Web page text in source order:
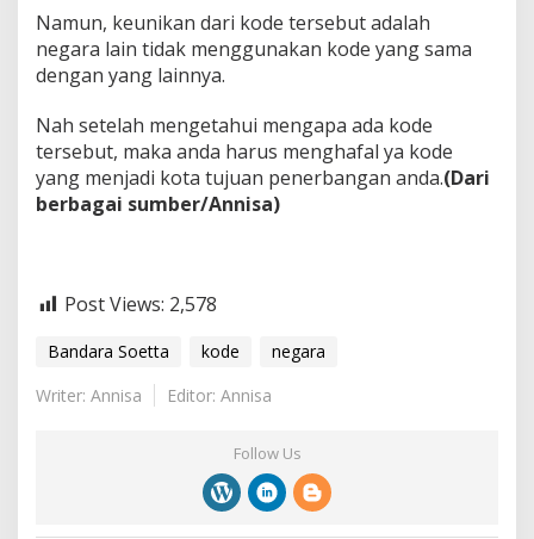
Namun, keunikan dari kode tersebut adalah
negara lain tidak menggunakan kode yang sama
dengan yang lainnya.
Nah setelah mengetahui mengapa ada kode
tersebut, maka anda harus menghafal ya kode
yang menjadi kota tujuan penerbangan anda.(Dari
berbagai sumber/Annisa)
Post Views: 2,578
Bandara Soetta kode
negara
Writer: Annisa
Editor: Annisa
Follow Us